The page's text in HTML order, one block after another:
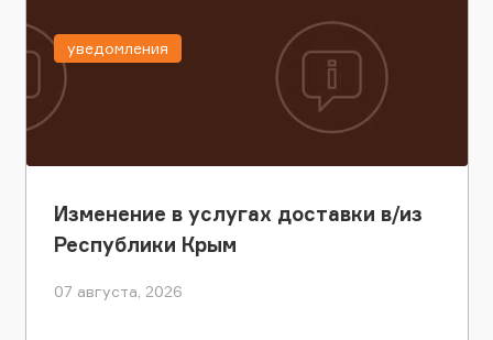
Изменение в услугах доставки в/из
Республики Крым
07 августа, 2026
уведомления